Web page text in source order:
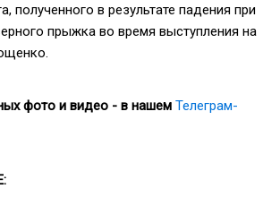
полученного в результате падения при
прыжка во время выступления на
фото и видео - в нашем Телеграм-